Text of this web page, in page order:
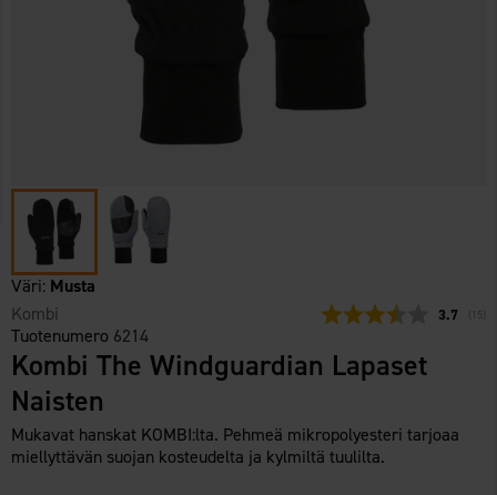
Väri: Musta
Kombi
Tuotenumero 6214
3.7 15
Kombi The Windguardian Lapaset
Naisten
Mukavat hanskat KOMBI:lta. Pehmeä mikropolyesteri tarjoaa
miellyttävän suojan kosteudelta ja kylmiltä tuulilta.